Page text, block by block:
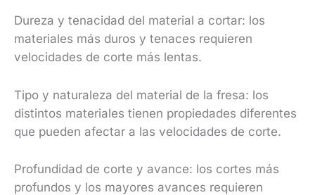
Dureza y tenacidad del material a cortar: los
materiales más duros y tenaces requieren
velocidades de corte más lentas.
Tipo y naturaleza del material de la fresa: los
distintos materiales tienen propiedades diferentes
que pueden afectar a las velocidades de corte.
Profundidad de corte y avance: los cortes más
profundos y los mayores avances requieren